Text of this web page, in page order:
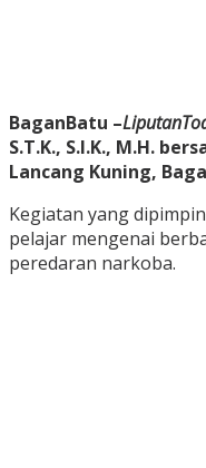
BaganBatu –
S.T.K., S.I.K., M.H.
Lancang Kuning,
Kegiatan yang
pelajar mengenai
peredaran narkoba.